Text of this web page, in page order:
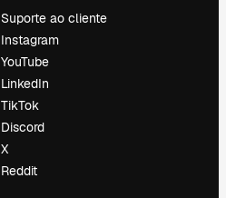
Suporte ao cliente
Instagram
YouTube
LinkedIn
TikTok
Discord
X
Reddit